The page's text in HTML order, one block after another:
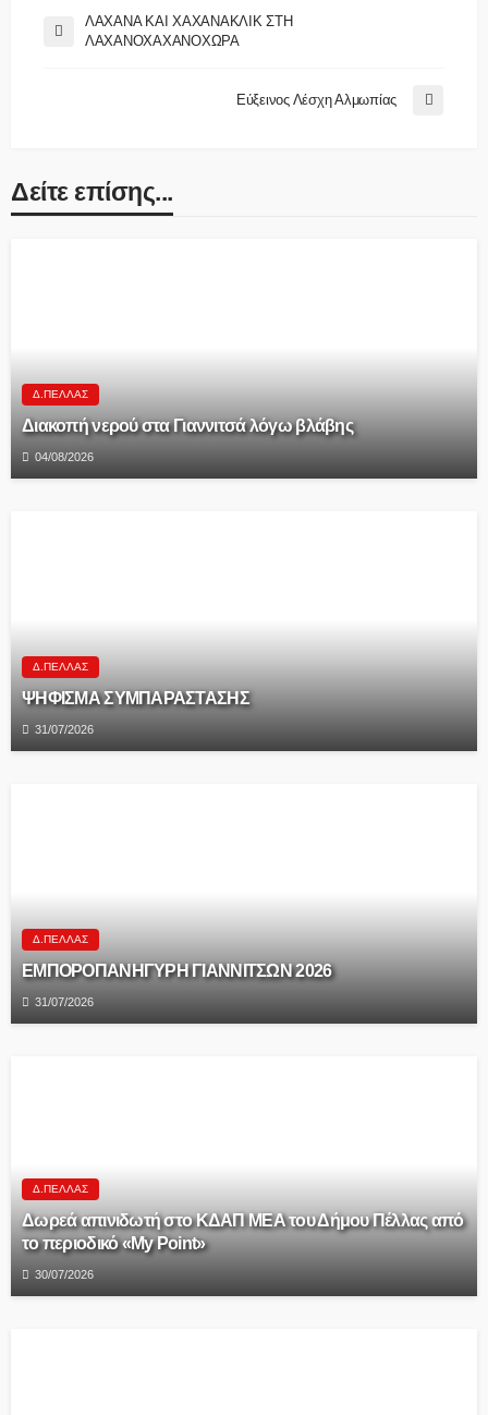
ΛΑΧΑΝΑ ΚΑΙ ΧΑΧΑΝΑΚΛΙΚ ΣΤΗ
ΛΑΧΑΝΟΧΑΧΑΝΟΧΩΡΑ
Εύξεινος Λέσχη Αλμωπίας
Δείτε επίσης...
Δ.ΠΈΛΛΑΣ
Διακοπή νερού στα Γιαννιτσά λόγω βλάβης
04/08/2026
Δ.ΠΈΛΛΑΣ
ΨΗΦΙΣΜΑ ΣΥΜΠΑΡΑΣΤΑΣΗΣ
31/07/2026
Δ.ΠΈΛΛΑΣ
ΕΜΠΟΡΟΠΑΝΗΓΥΡΗ ΓΙΑΝΝΙΤΣΩΝ 2026
31/07/2026
Δ.ΠΈΛΛΑΣ
Δωρεά απινιδωτή στο ΚΔΑΠ ΜΕΑ του Δήμου Πέλλας από
το περιοδικό «My Point»
30/07/2026